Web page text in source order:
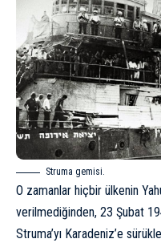
Struma gemisi.
O zamanlar hiçbir ülkenin
verilmediğinden, 23 Şubat
Struma’yı Karadeniz’e